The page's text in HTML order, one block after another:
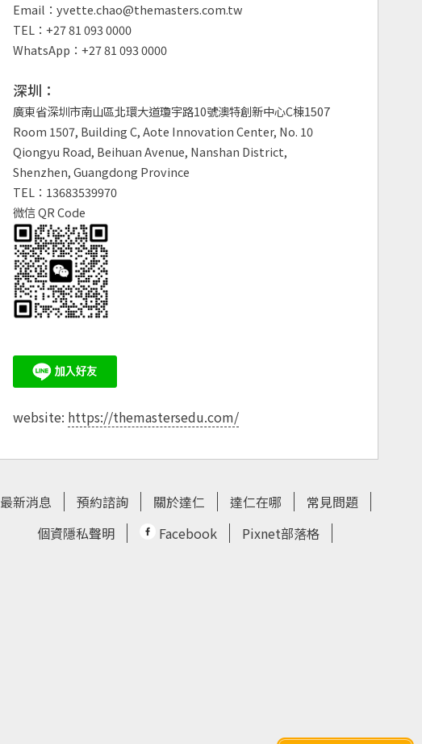
Email：yvette.chao@themasters.com.tw
TEL：+27 81 093 0000
WhatsApp：+27 81 093 0000
深圳：
廣東省深圳市南山區北環大道瓊宇路10號澳特創新中心C棟1507
Room 1507, Building C, Aote Innovation Center, No. 10
Qiongyu Road, Beihuan Avenue, Nanshan District,
Shenzhen, Guangdong Province
TEL：13683539970
微信 QR Code
website: https://themastersedu.com/
最新消息 預約諮詢 關於達仁 達仁在哪
常見問題
個資隱私聲明
Facebook Pixnet部落格